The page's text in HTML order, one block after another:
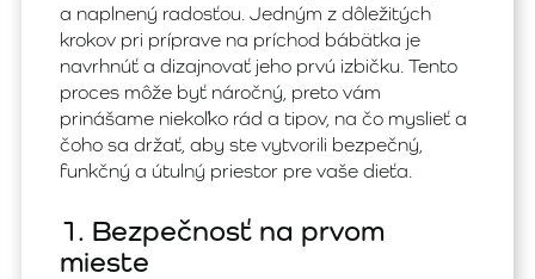
a naplnený radosťou. Jedným z dôležitých
krokov pri príprave na príchod bábätka je
navrhnúť a dizajnovať jeho prvú izbičku. Tento
proces môže byť náročný, preto vám
prinášame niekoľko rád a tipov, na čo myslieť a
čoho sa držať, aby ste vytvorili bezpečný,
funkčný a útulný priestor pre vaše dieťa.
1. Bezpečnosť na prvom
mieste